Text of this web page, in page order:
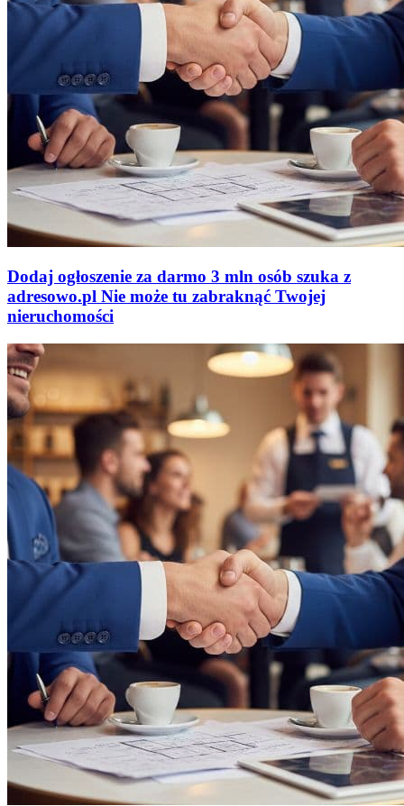
Dodaj ogłoszenie za darmo 3 mln osób szuka z
adresowo.pl Nie może tu zabraknąć Twojej
nieruchomości